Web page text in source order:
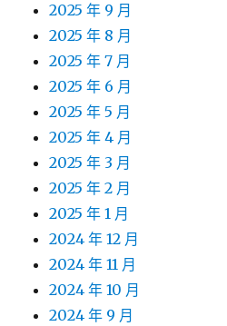
2025 年 9 月
2025 年 8 月
2025 年 7 月
2025 年 6 月
2025 年 5 月
2025 年 4 月
2025 年 3 月
2025 年 2 月
2025 年 1 月
2024 年 12 月
2024 年 11 月
2024 年 10 月
2024 年 9 月